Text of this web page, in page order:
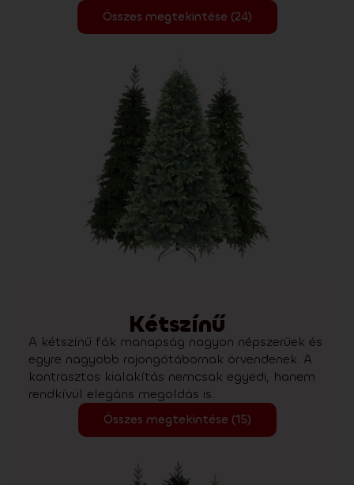
Összes megtekintése (24)
Kétszínű
A kétszínű fák manapság nagyon népszerűek és
egyre nagyobb rajongótábornak örvendenek. A
kontrasztos kialakítás nemcsak egyedi, hanem
rendkívül elegáns megoldás is.
Összes megtekintése (15)